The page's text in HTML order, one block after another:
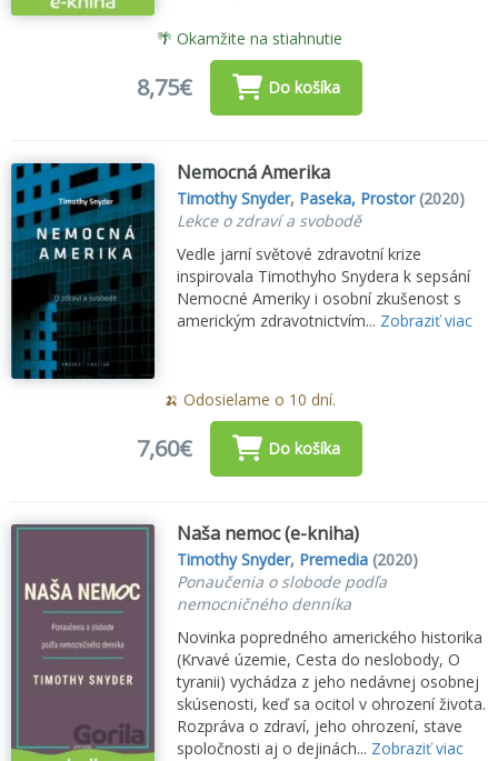
🌴 Okamžite na stiahnutie
8,75€ Do košíka
Nemocná Amerika
Timothy Snyder, Paseka, Prostor(2020)
Lekce o zdraví a svobodě
Vedle jarní světové zdravotní krize
inspirovala Timothyho Snydera k sepsání
Nemocné Ameriky i osobní zkušenost s
americkým zdravotnictvím... Zobraziť viac
🍌 Odosielame o 10 dní.
7,60€ Do košíka
Naša nemoc (e-kniha)
Timothy Snyder, Premedia (2020)
Ponaučenia o slobode podľa
nemocničného denníka
Novinka popredného amerického historika
(Krvavé územie, Cesta do neslobody, O
tyranii) vychádza z jeho nedávnej osobnej
skúsenosti, keď sa ocitol v ohrození života.
Rozpráva o zdraví, jeho ohrození, stave
spoločnosti aj o dejinách... Zobraziť viac